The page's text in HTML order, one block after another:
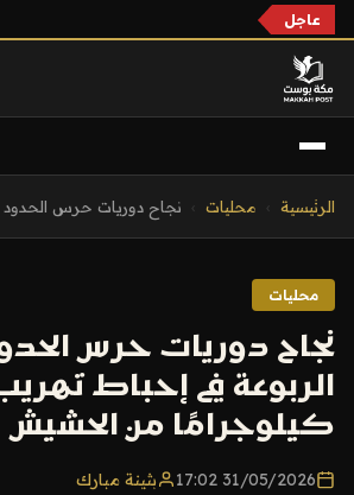
عاجل
الرئيسية محليات نجاح دوريات حرس الحدود
محليات
نجاح دوريات حرس
كيلوجرامًا من الحشيش
31/05/2026 17:02 بثينة مبارك